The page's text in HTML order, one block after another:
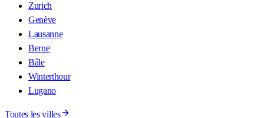
Zurich
Genève
Lausanne
Berne
Bâle
Winterthour
Lugano
Toutes les villes